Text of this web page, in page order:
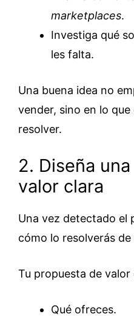
marketplaces.
Investiga qué
les falta.
Una buena idea no
vender, sino en lo
resolver.
2. Diseña
valor clara
Una vez detectado el
cómo lo resolverás
Tu propuesta de
Qué ofreces.